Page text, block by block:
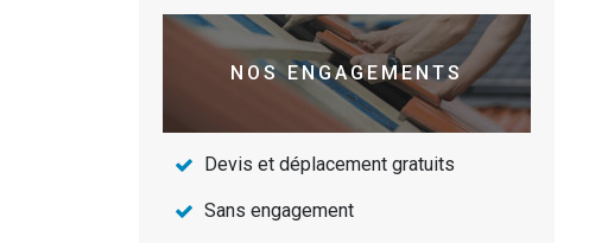
NOS ENGAGEMENTS
Devis et déplacement gratuits
Sans engagement